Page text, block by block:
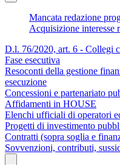
Mancata redazione
Acquisizione interesse
D.l. 76/2020, art. 6 - Collegi
Fase esecutiva
Resoconti della gestione
esecuzione
Concessioni e partenariato
Affidamenti in HOUSE
Elenchi ufficiali di operatori
Progetti di investimento
Contratti (sopra soglia e
Sovvenzioni, contributi,